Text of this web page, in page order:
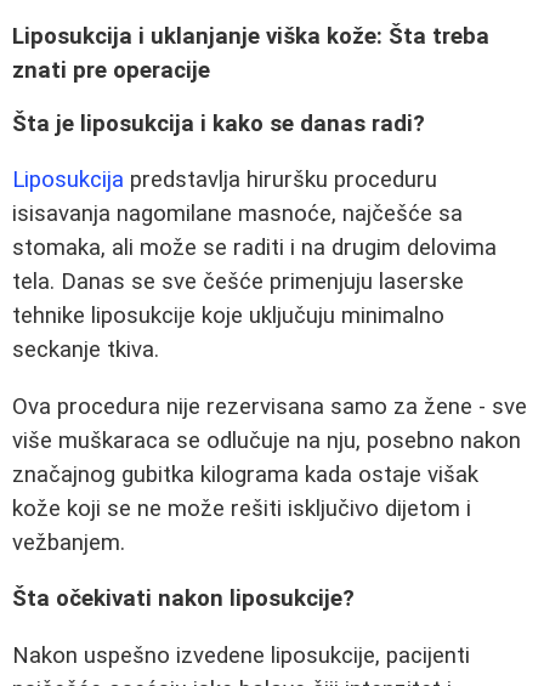
Liposukcija i uklanjanje viška kože: Šta treba
znati pre operacije
Šta je liposukcija i kako se danas radi?
Liposukcija predstavlja hiruršku proceduru
isisavanja nagomilane masnoće, najčešće sa
stomaka, ali može se raditi i na drugim delovima
tela. Danas se sve češće primenjuju laserske
tehnike liposukcije koje uključuju minimalno
seckanje tkiva.
Ova procedura nije rezervisana samo za žene - sve
više muškaraca se odlučuje na nju, posebno nakon
značajnog gubitka kilograma kada ostaje višak
kože koji se ne može rešiti isključivo dijetom i
vežbanjem.
Šta očekivati nakon liposukcije?
Nakon uspešno izvedene liposukcije, pacijenti